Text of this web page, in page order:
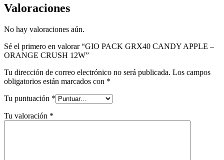
Valoraciones
No hay valoraciones aún.
Sé el primero en valorar “GIO PACK GRX40 CANDY APPLE –
ORANGE CRUSH 12W”
Tu dirección de correo electrónico no será publicada. Los campos
obligatorios están marcados con *
Tu puntuación *
Tu valoración *